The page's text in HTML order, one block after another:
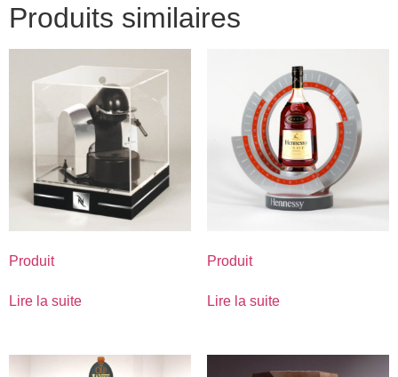
Produits similaires
Produit
Lire la suite
Produit
Lire la suite